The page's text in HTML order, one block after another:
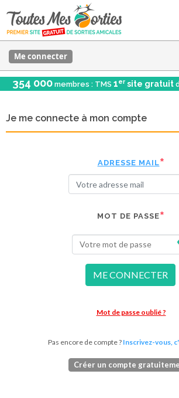
Me connecter
354 000 membres : TMS 1er site gratuit
Je me connecte à mon compte
ADRESSE MAIL
MOT DE PASSE
ME CONNECTER
Mot de passe oublié ?
Pas encore de compte ? Inscrivez-vous,
Créer un compte